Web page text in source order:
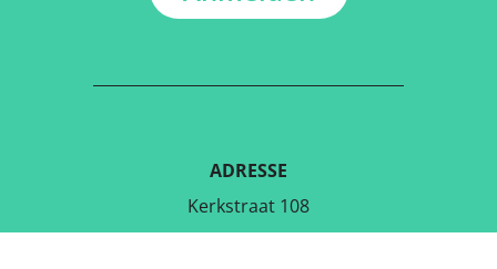
ADRESSE
Kerkstraat 108